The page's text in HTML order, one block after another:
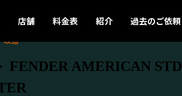
店舗 料金表 紹介 過去のご依頼
改造
AMERICAN STD